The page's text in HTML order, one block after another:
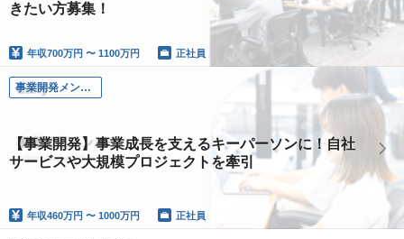
きたい方募集！
年収700万円 〜 1100万円 正社員
事業開発メンバー
【事業開発】事業成長を支えるキーパーソンに！自社
サービスや大規模プロジェクトを牽引
年収460万円 〜 1000万円 正社員